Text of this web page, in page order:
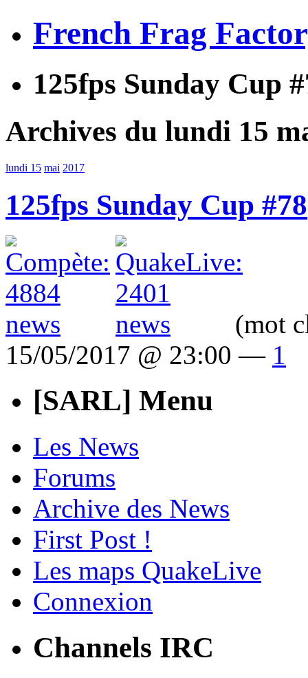
French Frag
125fps Sunday Cup
Archives du lundi 15
lundi 15 mai 2017
125fps Sunday Cup #78
(mot
15/05/2017 @ 23:00 — 1
[SARL] Menu
Les News
Forums
Archive des News
First Post !
Les maps QuakeLive
Connexion
Channels IRC